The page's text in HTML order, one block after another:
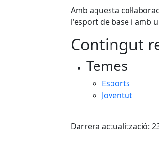
Amb aquesta
l'esport de base i amb
Contingut
Temes
Esports
Joventut
Darrera actualització: